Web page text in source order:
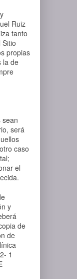
Ruiz
tanto
propias
la de
sean
será
caso
el
y
de
de
1